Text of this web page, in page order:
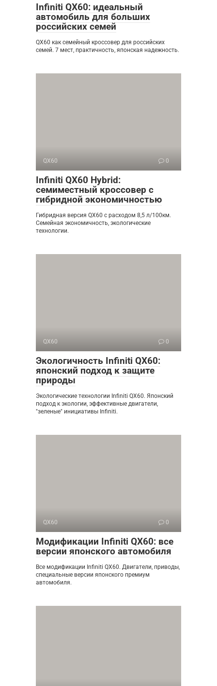
Infiniti QX60: идеальный
автомобиль для больших
российских семей
QX60 как семейный кроссовер для российских
семей. 7 мест, практичность, японская надежность.
QX60 0
Infiniti QX60 Hybrid:
семиместный кроссовер с
гибридной экономичностью
Гибридная версия QX60 с расходом 8,5 л/100км.
Семейная экономичность, экологические
технологии.
QX60 0
Экологичность Infiniti QX60:
японский подход к защите
природы
Экологические технологии Infiniti QX60. Японский
подход к экологии, эффективные двигатели,
"зеленые" инициативы Infiniti.
QX60 0
Модификации Infiniti QX60: все
версии японского автомобиля
Все модификации Infiniti QX60. Двигатели, приводы,
специальные версии японского премиум
автомобиля.